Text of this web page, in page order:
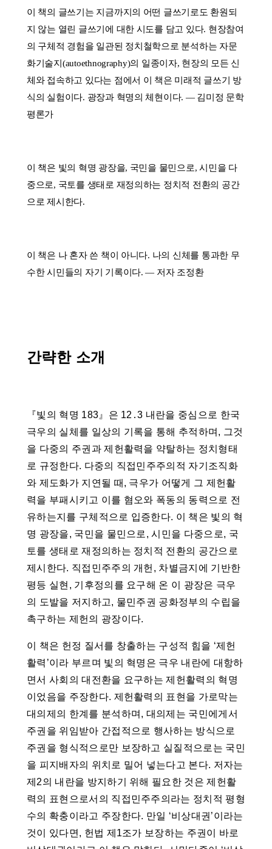
이 책의 글쓰기는 지금까지의 어떤 글쓰기로도 환원되
지 않는 열린 글쓰기에 대한 시도를 담고 있다. 현장참여
의 구체적 경험을 일관된 정치철학으로 분석하는 자문
화기술지(autoethnography)의 일종이자, 현장의 모든 신
체와 접속하고 있다는 점에서 이 책은 미래적 글쓰기 방
식의 실험이다. 광장과 혁명의 체현이다. ― 김미정 문학
평론가
이 책은 빛의 혁명 광장을, 국민을 물민으로, 시민을 다
중으로, 국토를 생태로 재정의하는 정치적 전환의 공간
으로 제시한다.
이 책은 나 혼자 쓴 책이 아니다. 나의 신체를 통과한 무
수한 시민들의 자기 기록이다. ― 저자 조정환
간략한 소개
『빛의 혁명 183』은 12․3 내란을 중심으로 한국
극우의 실체를 일상의 기록을 통해 추적하며, 그것
을 다중의 주권과 제헌활력을 약탈하는 정치형태
로 규정한다. 다중의 직접민주주의적 자기조직화
와 제도화가 지연될 때, 극우가 어떻게 그 제헌활
력을 부패시키고 이를 혐오와 폭동의 동력으로 전
유하는지를 구체적으로 입증한다. 이 책은 빛의 혁
명 광장을, 국민을 물민으로, 시민을 다중으로, 국
토를 생태로 재정의하는 정치적 전환의 공간으로
제시한다. 직접민주주의 개헌, 차별금지에 기반한
평등 실현, 기후정의를 요구해 온 이 광장은 극우
의 도발을 저지하고, 물민주권 공화정부의 수립을
촉구하는 제헌의 광장이다.
이 책은 헌정 질서를 창출하는 구성적 힘을 ‘제헌
활력’이라 부르며 빛의 혁명은 극우 내란에 대항하
면서 사회의 대전환을 요구하는 제헌활력의 혁명
이었음을 주장한다. 제헌활력의 표현을 가로막는
대의제의 한계를 분석하며, 대의제는 국민에게서
주권을 위임받아 간접적으로 행사하는 방식으로
주권을 형식적으로만 보장하고 실질적으로는 국민
을 피지배자의 위치로 밀어 넣는다고 본다. 저자는
제2의 내란을 방지하기 위해 필요한 것은 제헌활
력의 표현으로서의 직접민주주의라는 정치적 평형
수의 확충이라고 주장한다. 만일 ‘비상대권’이라는
것이 있다면, 헌법 제1조가 보장하는 주권이 바로